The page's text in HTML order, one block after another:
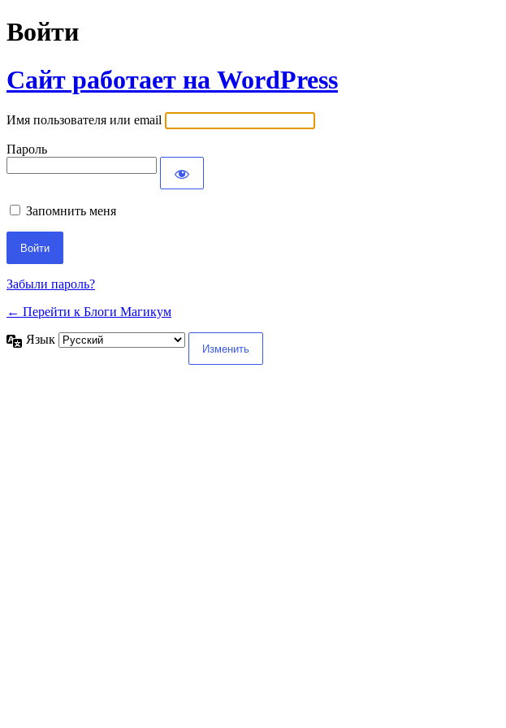
Войти
Сайт работает на WordPress
Имя пользователя или email
Пароль
Запомнить меня
Забыли пароль?
← Перейти к Блоги Магикум
Язык